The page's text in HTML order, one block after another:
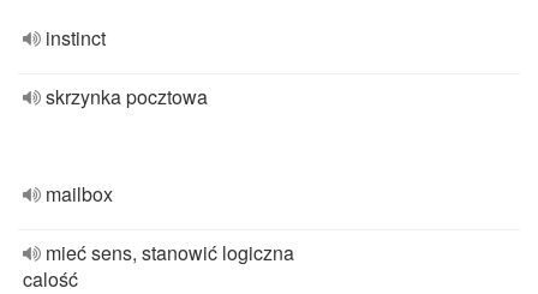
instinct
skrzynka pocztowa
mailbox
mieć sens, stanowić logiczna
calość